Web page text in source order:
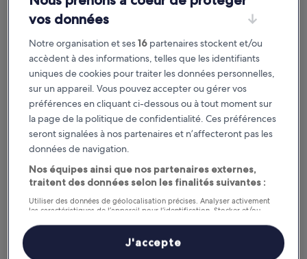
0 vignette - 9 vignettes
vos données
Notre organisation et ses16partenaires stockent et/ou
accèdent à des informations, telles que les identifiants
uniques de cookies pour traiter les données personnelles,
sur un appareil. Vous pouvez accepter ou gérer vos
préférences en cliquant ci-dessous ou à tout moment sur
la page de la politique de confidentialité. Ces préférences
seront signalées à nos partenaires et n’affecteront pas les
données de navigation.
Nos équipes ainsi que nos partenaires externes,
traitent des données selon les finalités suivantes :
Utiliser des données de géolocalisation précises. Analyser activement
les caractéristiques de l’appareil pour l’identification. Stocker et/ou
personnalisés, mesure de performance des publicités et du contenu,
études d’audience et développement de services.
J'accepte